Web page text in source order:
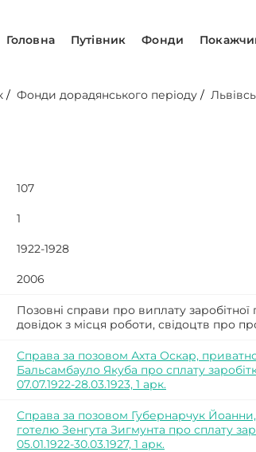
Головна Путівник Фонди
/Фонди дорадянського періоду /
107
1
1922-1928
2006
Позовні справи про виплату
довідок з місця роботи, свідоцтв про
Справа за позовом Ахта Оскар,
Бальсамбауло Якуба про сплату
07.07.1922-28.03.1923, 1 арк.
Справа за позовом Губернарчук
готелю Зенгута Зигмунта про сплату
05.01.1922-30.03.1927, 1 арк.